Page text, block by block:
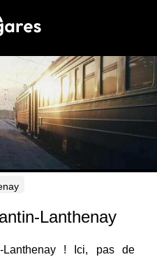
Recherche
de voiture
Hôtels
Taxis
Transports
Lanthenay
Lanthenay ! Ici, pas de